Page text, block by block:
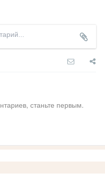
станьте первым.